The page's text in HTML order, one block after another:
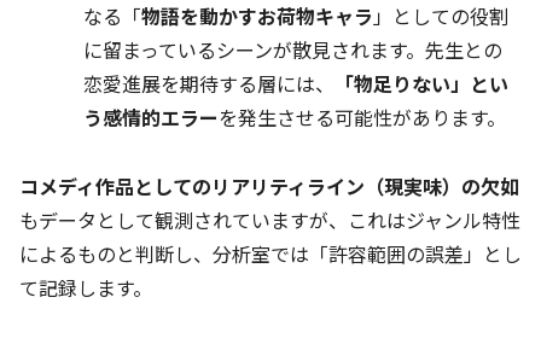
なる「物語を動かすお荷物キャラ」としての役割
に留まっているシーンが散見されます。先生との
恋愛進展を期待する層には、
「物足りない」とい
う感情的エラーを発生させる可能性があります。
コメディ作品としてのリアリティライン（現実味）の欠如
もデータとして観測されていますが、これはジャンル特性
によるものと判断し、分析室では「許容範囲の誤差」とし
て記録します。